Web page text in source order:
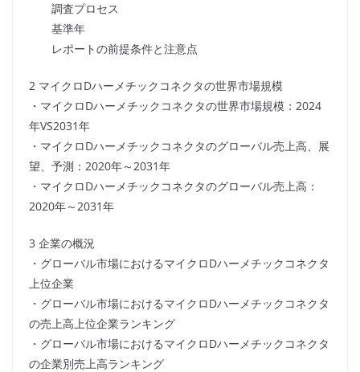
調査プロセス
基準年
レポートの前提条件と注意点
2 マイクロDハーメチックコネクタの世界市場規模
・マイクロDハーメチックコネクタの世界市場規模：2024
年VS2031年
・マイクロDハーメチックコネクタのグローバル売上高、展
望、予測：2020年～2031年
・マイクロDハーメチックコネクタのグローバル売上高：
2020年～2031年
3 企業の概況
・グローバル市場におけるマイクロDハーメチックコネクタ
上位企業
・グローバル市場におけるマイクロDハーメチックコネクタ
の売上高上位企業ランキング
・グローバル市場におけるマイクロDハーメチックコネクタ
の企業別売上高ランキング